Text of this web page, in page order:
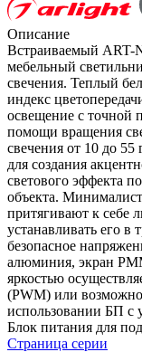
Описание
Встраиваемый
мебельный
свечения. Теплый
индекс
освещение с точной
помощи вращения
свечения от 10 до 55
для создания
светового эффекта
объекта.
притягивают к себе
устанавливать его в
безопасное
алюминия, экран
яркостью
(PWM) или
использовании БП с
Блок питания для
Страница серии